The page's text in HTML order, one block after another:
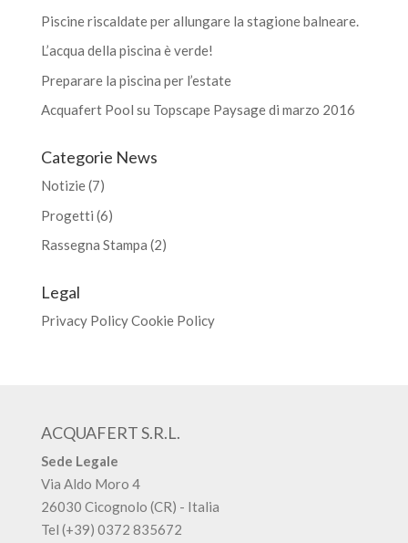
Piscine riscaldate per allungare la stagione balneare.
L’acqua della piscina è verde!
Preparare la piscina per l’estate
Acquafert Pool su Topscape Paysage di marzo 2016
Categorie News
Notizie(7)
Progetti (6)
Rassegna Stampa (2)
Legal
Privacy PolicyCookie Policy
ACQUAFERT S.R.L.
Sede Legale
Via Aldo Moro 4
26030 Cicognolo (CR) - Italia
Tel (+39) 0372 835672